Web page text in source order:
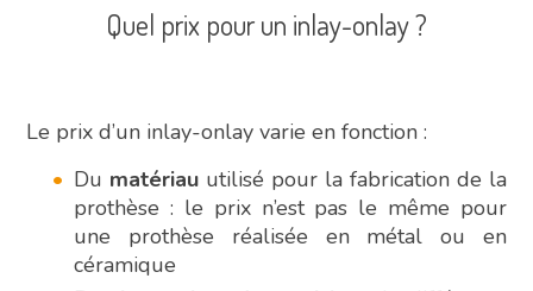
Quel prix pour un inlay-onlay ?
Le prix d’un inlay-onlay varie en fonction :
Du matériau utilisé pour la fabrication de la
prothèse : le prix n’est pas le même pour
une prothèse réalisée en métal ou en
céramique